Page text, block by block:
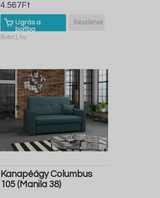
4.567Ft
Ugrás a
boltba
Részletek
Butor1.hu
Kanapéágy Columbus
105 (Manila 38)